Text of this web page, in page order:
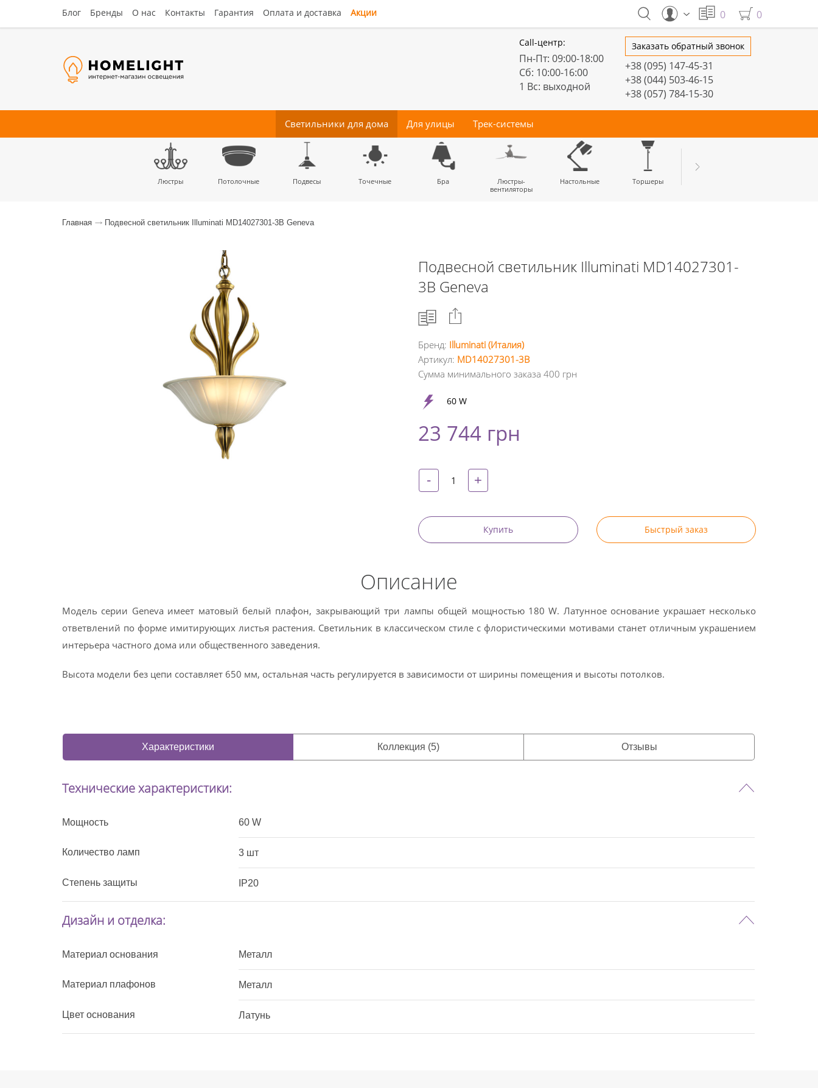
Блог Бренды О нас Контакты Гарантия Оплата и доставка Акции 0 0
Заказать обратный звонок
+38 (095) 147-45-31
+38 (044) 503-46-15
+38 (057) 784-15-30
Call-центр:
Пн-Пт: 09:00-18:00
Сб: 10:00-16:00
1 Вс: выходной
Светильники для дома
Люстры Потолочные Подвесы Точечные Бра
Люстры-
вентиляторы
Настольные Торшеры
Для улицы
Настенные Потолочные Тротуарные Прожектора Декоративные
Трек-системы
Магнитные
Комплектующие
для трек-систем
Главная Подвесной светильник Illuminati MD14027301-3B Geneva
Подвесной светильник Illuminati MD14027301-
3B Geneva
Facebook
+
Twitter
Бренд: Illuminati (Италия)
Артикул: MD14027301-3B
Сумма минимального заказа 400 грн
60 W
23 744 грн
- +
Купить Быстрый заказ
Описание
Модель серии Geneva имеет матовый белый плафон, закрывающий три лампы общей мощностью 180 W. Латунное основание украшает несколько
ответвлений по форме имитирующих листья растения. Светильник в классическом стиле с флористическими мотивами станет отличным украшением
интерьера частного дома или общественного заведения.
Высота модели без цепи составляет 650 мм, остальная часть регулируется в зависимости от ширины помещения и высоты потолков.
Характеристики Коллекция (5) Отзывы
Технические характеристики:
Мощность 60 W
Количество ламп 3 шт
Степень защиты IP20
Дизайн и отделка:
Материал основания Металл
Материал плафонов Металл
Цвет основания Латунь